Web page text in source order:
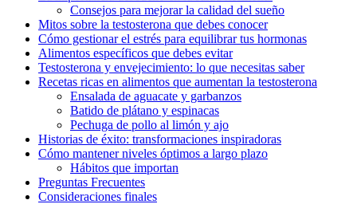
Consejos para mejorar la calidad del sueño
Mitos sobre la testosterona que debes conocer
Cómo gestionar el estrés para equilibrar tus hormonas
Alimentos específicos que debes evitar
Testosterona y envejecimiento: lo que necesitas saber
Recetas ricas en alimentos que aumentan la testosterona
Ensalada de aguacate y garbanzos
Batido de plátano y espinacas
Pechuga de pollo al limón y ajo
Historias de éxito: transformaciones inspiradoras
Cómo mantener niveles óptimos a largo plazo
Hábitos que importan
Preguntas Frecuentes
Consideraciones finales